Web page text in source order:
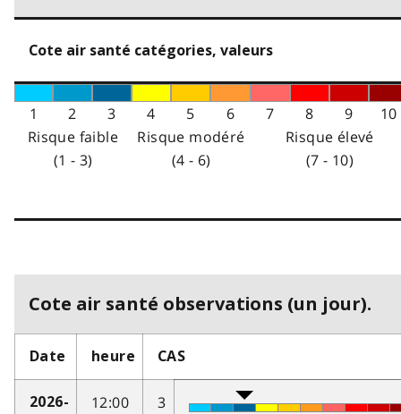
Cote air santé catégories, valeurs
1 2 3 4 5 6 7 8 9
10
Risque faible
(1 - 3)
Risque modéré
(4 - 6)
Risque élevé
(7 - 10)
Cote air santé observations (un jour).
Date heure CAS
2026-
12:00
3